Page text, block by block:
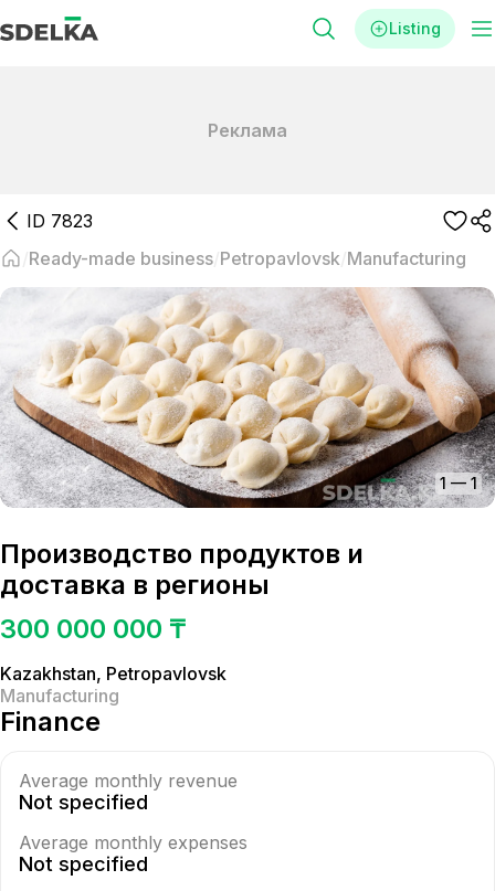
Listing
Реклама
ID 7823
Ready-made business Petropavlovsk Manufacturing
1 — 1
Производство продуктов и
доставка в регионы
300 000 000 ₸
Kazakhstan, Petropavlovsk
Manufacturing
Finance
Average monthly revenue
Not specified
Average monthly expenses
Not specified